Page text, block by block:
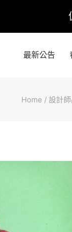
最新公告
Home / 設計